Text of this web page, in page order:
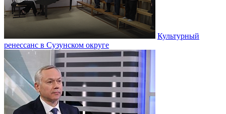
Культурный
ренессанс в Сузунском округе